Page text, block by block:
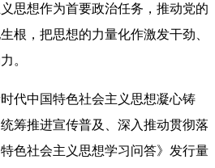
思想作为首要政治任务，推动党的
根，把思想的力量化作激发干劲、
。
中国特色社会主义思想凝心铸
筹推进宣传普及、深入推动贯彻落
色社会主义思想学习问答》发行量